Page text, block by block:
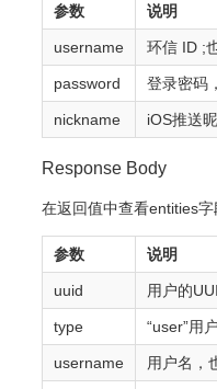
参数 说明
username 环信 ID ;
password 登录密码
nickname iOS推送
Response Body
在返回值中查看entities
参数 说明
uuid 用户的
type “user”用
username 用户名，